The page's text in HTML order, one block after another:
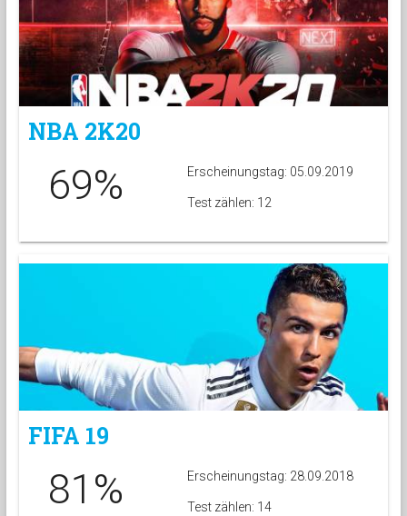
NBA 2K20
69% Erscheinungstag: 05.09.2019
Test zählen: 12
FIFA 19
81% Erscheinungstag: 28.09.2018
Test zählen: 14